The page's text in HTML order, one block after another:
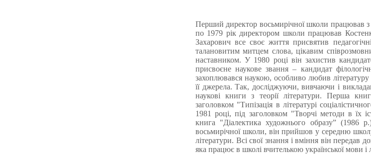
Перший директор восьмирічної школи працював
по 1979 рік директором школи працював
Захарович все своє життя присвятив
талановитим митцем слова, цікавим
наставником. У 1980 році він захистив
присвоєне наукове звання – кандидат
захоплювався наукою, особливо любив
її джерела. Так, досліджуючи, вивчаючи і
наукові книги з теорії літератури. Перша
заголовком "Типізація в літературі
1981 році, під заголовком "Творчі методи в їх
книга "Діалектика художнього образу” (1986
восьмирічної школи, він прийшов у середню
літератури. Всі свої знання і вміння він передав
яка працює в школі вчителькою української мови і